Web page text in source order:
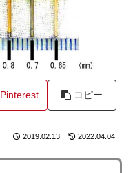
Pinterest コピー
2019.02.13 2022.04.04